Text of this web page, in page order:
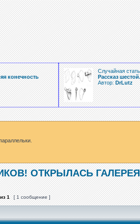
конечность
Случайная
Рассказ
Автор:DrLutz
ОТКРЫЛАСЬ
1 [ 1 сообщение ]